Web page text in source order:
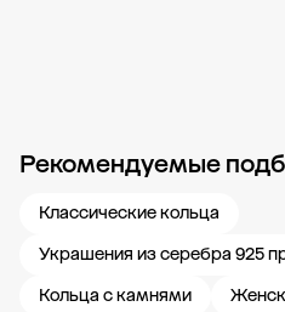
Рекомендуемые
Классические кольца
Украшения из серебра 925
Кольца с камнями
Новости компании Журнал